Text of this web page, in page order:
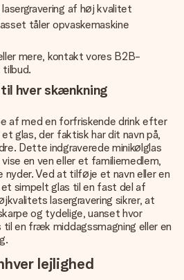
af høj kvalitet
tåler opvaskemaskine
mere, kontakt vores B2B-
hver skænkning
af med en forfriskende drink efter
glas, der faktisk har dit navn på,
Dette indgraverede minikølglas
en ven eller et familiemedlem,
nyder. Ved at tilføje et navn eller en
simpelt glas til en fast del af
lasergravering sikrer, at
og tydelige, uanset hvor
en fræk middagssmagning eller en
lejlighed